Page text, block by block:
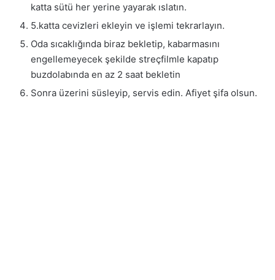
katta sütü her yerine yayarak ıslatın.
5.katta cevizleri ekleyin ve işlemi tekrarlayın.
Oda sıcaklığında biraz bekletip, kabarmasını
engellemeyecek şekilde streçfilmle kapatıp
buzdolabında en az 2 saat bekletin
Sonra üzerini süsleyip, servis edin. Afiyet şifa olsun.